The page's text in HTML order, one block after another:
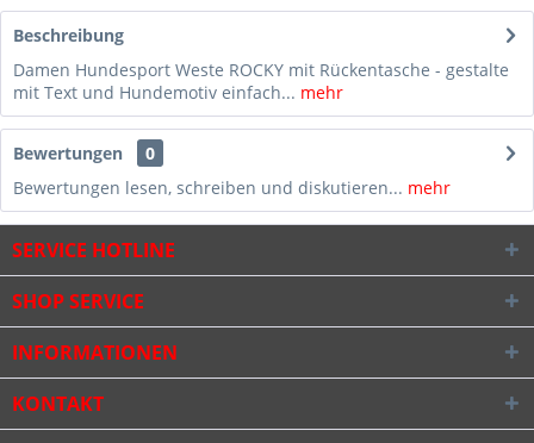
Beschreibung
Damen Hundesport Weste ROCKY mit Rückentasche - gestalte
mit Text und Hundemotiv einfach... mehr
Bewertungen
0
Bewertungen lesen, schreiben und diskutieren... mehr
SERVICE HOTLINE
SHOP SERVICE
INFORMATIONEN
KONTAKT